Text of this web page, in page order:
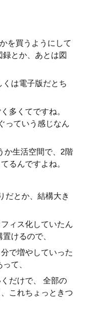
を買うようにして
録とか、あとは図
は電子版だとち
多くてですね。
っていう感じなん
か生活空間で、2階
るんですよね。
だとか、結構大き
ィス化していたん
けるので、
で増やしていった
て、
だけで、 全部の
これちょっときつ